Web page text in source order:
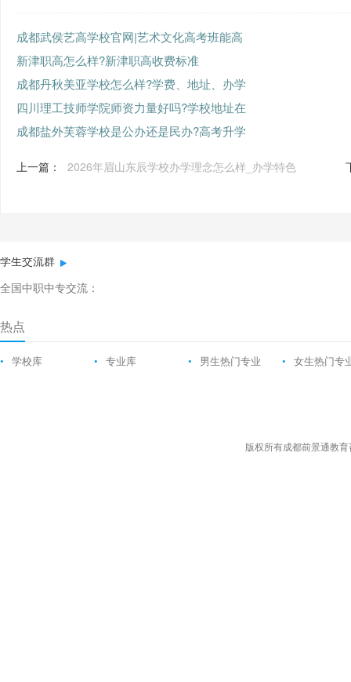
成都武侯艺高学校官网|艺术文化高考班能高
新津职高怎么样?新津职高收费标准
成都丹秋美亚学校怎么样?学费、地址、办学
四川理工技师学院师资力量好吗?学校地址在
成都盐外芙蓉学校是公办还是民办?高考升学
上一篇： 2026年眉山东辰学校办学理念怎么样_办学特色
学生交流群
全国中职中专交流：
热点
• 学校库 • 专业库 • 男生热门专业 • 女生热门专
版权所有成都前景通教